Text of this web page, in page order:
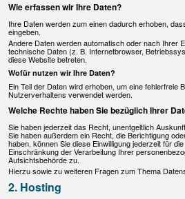
Wie erfassen wir Ihre Daten?
Ihre Daten werden zum einen dadurch erhoben,
eingeben.
Andere Daten werden automatisch oder nach Ihrer
technische Daten (z. B. Internetbrowser,
diese Website betreten.
Wofür nutzen wir Ihre Daten?
Ein Teil der Daten wird erhoben, um eine
Nutzerverhaltens verwendet werden.
Welche Rechte haben Sie bezüglich Ihrer
Sie haben jederzeit das Recht, unentgeltlich
Sie haben außerdem ein Recht, die Berichtigung
haben, können Sie diese Einwilligung jederzeit für
Einschränkung der Verarbeitung Ihrer
Aufsichtsbehörde zu.
Hierzu sowie zu weiteren Fragen zum Thema
2. Hosting